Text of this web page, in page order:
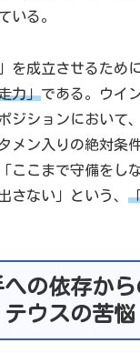
いる。
成立させるため
力」である。ウイ
ジションにおいて
メン入りの絶対条
ここまで守備をし
さない」という、
の依存か
テウスの苦悩